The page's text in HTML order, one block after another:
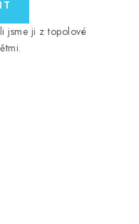
jsme ji z topolové